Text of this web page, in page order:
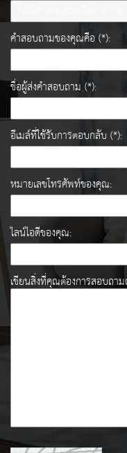
คำสอบถามของคุณคือ (*):
ชื่อผู้ส่งคำสอบถาม (*):
อีเมล์ที่ใช้รับการตอบกลับ (*):
หมายเลขโทรศัพท์ของคุณ:
ไลน์ไอดีของคุณ:
เขียนสิ่งที่คุณต้องการสอบถา